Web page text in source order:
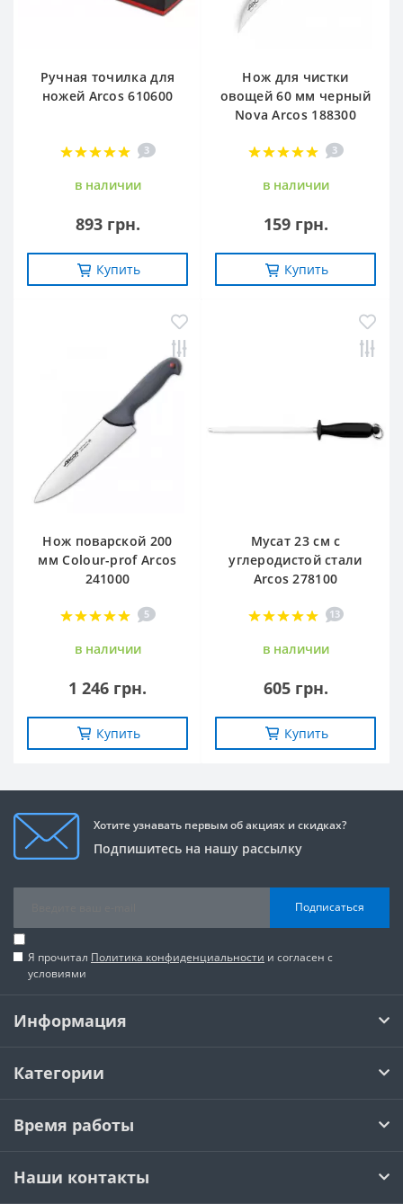
Ручная точилка для
ножей Arcos 610600
3
в наличии
893 грн.
Купить
Нож для чистки
овощей 60 мм черный
Nova Arcos 188300
3
в наличии
159 грн.
Купить
Нож поварской 200
мм Сolour-prof Arcos
241000
5
в наличии
1 246 грн.
Купить
Мусат 23 см с
углеродистой стали
Arcos 278100
13
в наличии
605 грн.
Купить
Хотите узнавать первым об акциях и скидках?
Подпишитесь на нашу рассылку
Подписаться
Я прочитал Политика конфиденциальности и согласен с
условиями
Информация
Категории
Время работы
Наши контакты